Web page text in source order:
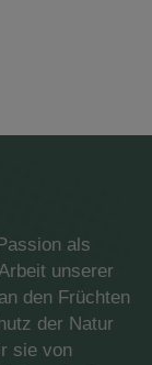
als
unserer
den Früchten
der Natur
sie von